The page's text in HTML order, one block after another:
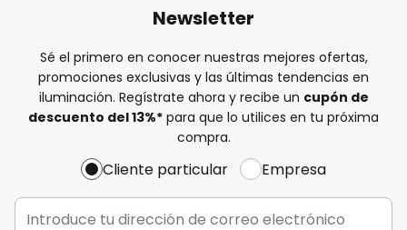
Newsletter
Sé el primero en conocer nuestras mejores ofertas,
promociones exclusivas y las últimas tendencias en
iluminación. Regístrate ahora y recibe un cupón de
descuento del13%* para que lo utilices en tu próxima
compra.
Cliente particular Empresa